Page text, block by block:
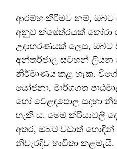
ආරම්භ කිරීමට නම්, ඔබට
අනුව ක්ෂේත්රයක් තෝරා
උදාහරණයක් ලෙස, ඔබට
අන්තර්ජාල සටහන් ලියන
නිර්මාණය කළ හැක.
යෝජනා, මාර්ගගත
හෝ වෙළඳපොල සඳහා
හැකි ය. මෙම ක්රියාවලි
අතර, ඔබට වඩාත්
නිවැරදිව භාවිතා කළමැයි.